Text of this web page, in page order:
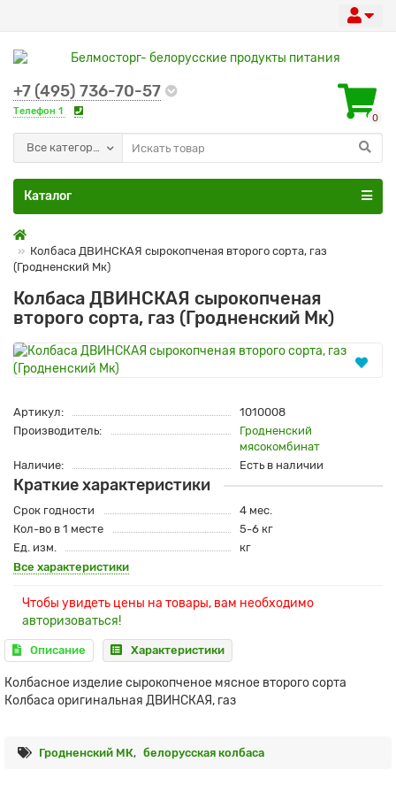
+7 (495) 736-70-57
Телефон 1
0
Все категории
Каталог
Колбаса ДВИНСКАЯ сырокопченая второго сорта, газ
(Гродненский Мк)
Колбаса ДВИНСКАЯ сырокопченая
второго сорта, газ (Гродненский Мк)
Артикул:
1010008
Производитель:
Гродненский
мясокомбинат
Наличие:
Есть в наличии
Краткие характеристики
Срок годности
4 мес.
Кол-во в 1 месте
5-6 кг
Ед. изм.
кг
Все характеристики
Чтобы увидеть цены на товары, вам необходимо
авторизоваться!
Описание Характеристики
Колбасное изделие сырокопченое мясное второго сорта
Колбаса оригинальная ДВИНСКАЯ, газ
Гродненский МК, белорусская колбаса